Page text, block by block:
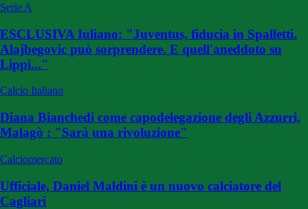
Serie A
ESCLUSIVA Iuliano: "Juventus, fiducia in Spalletti.
Alajbegovic può sorprendere. E quell'aneddoto su
Lippi..."
Calcio Italiano
Diana Bianchedi come capodelegazione degli Azzurri,
Malagò : "Sarà una rivoluzione"
Calciomercato
Ufficiale, Daniel Maldini è un nuovo calciatore del
Cagliari